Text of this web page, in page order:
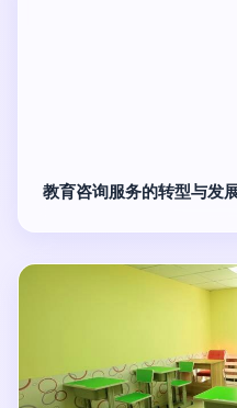
教育咨询服务的转型与发